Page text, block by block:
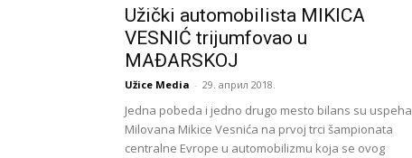
Užički automobilista MIKICA
VESNIĆ trijumfovao u
MAĐARSKOJ
Užice Media - 29. април 2018.
Jedna pobeda i jedno drugo mesto bilans su uspeha
Milovana Mikice Vesnića na prvoj trci šampionata
centralne Evrope u automobilizmu koja se ovog